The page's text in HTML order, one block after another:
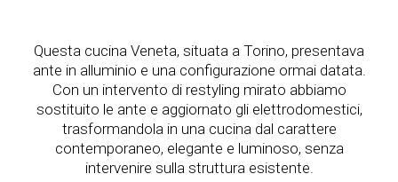
Questa cucina Veneta, situata a Torino, presentava
ante in alluminio e una configurazione ormai datata.
Con un intervento di restyling mirato abbiamo
sostituito le ante e aggiornato gli elettrodomestici,
trasformandola in una cucina dal carattere
contemporaneo, elegante e luminoso, senza
intervenire sulla struttura esistente.